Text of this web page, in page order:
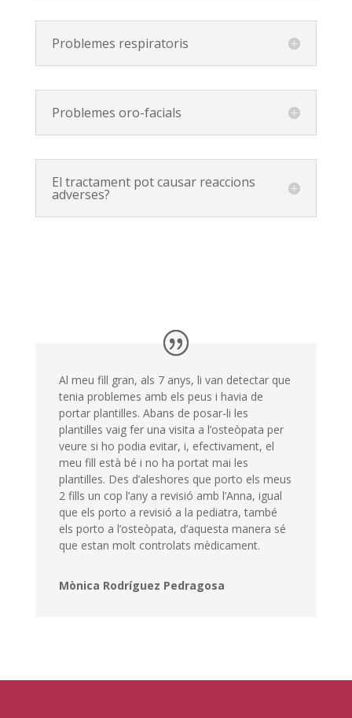
Problemes respiratoris
Problemes oro-facials
El tractament pot causar reaccions
adverses?
Al meu fill gran, als 7 anys, li van detectar que
tenia problemes amb els peus i havia de
portar plantilles. Abans de posar-li les
plantilles vaig fer una visita a l’osteòpata per
veure si ho podia evitar, i, efectivament, el
meu fill està bé i no ha portat mai les
plantilles. Des d’aleshores que porto els meus
2 fills un cop l’any a revisió amb l’Anna, igual
que els porto a revisió a la pediatra, també
els porto a l’osteòpata, d’aquesta manera sé
que estan molt controlats mèdicament.
Mònica Rodríguez Pedragosa